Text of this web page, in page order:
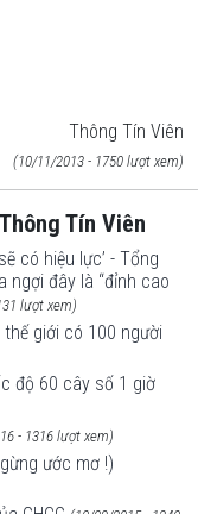
Thông Tín Viên
(10/11/2013 - 1750 lượt xem)
Thông Tín Viên
có hiệu lực’ - Tổng
ngợi đây là “đỉnh cao
lượt xem)
giới có 100 người
độ 60 cây số 1 giờ
- 1316 lượt xem)
ước mơ !)